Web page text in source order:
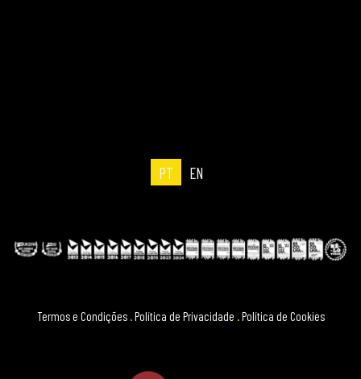
PT EN
Termos e Condições Política de Privacidade Política de Cookies